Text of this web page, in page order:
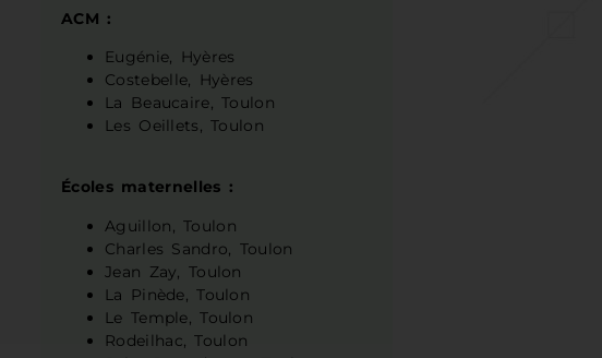
ACM :
Eugénie, Hyères
Costebelle, Hyères
La Beaucaire, Toulon
Les Oeillets, Toulon
Écoles maternelles :
Aguillon, Toulon
Charles Sandro, Toulon
Jean Zay, Toulon
La Pinède, Toulon
Le Temple, Toulon
Rodeilhac, Toulon